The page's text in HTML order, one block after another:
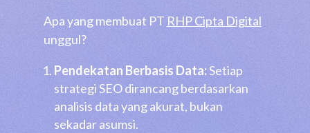
Apa yang membuat PT RHP Cipta Digital
unggul?
Pendekatan Berbasis Data:Setiap
strategi SEO dirancang berdasarkan
analisis data yang akurat, bukan
sekadar asumsi.